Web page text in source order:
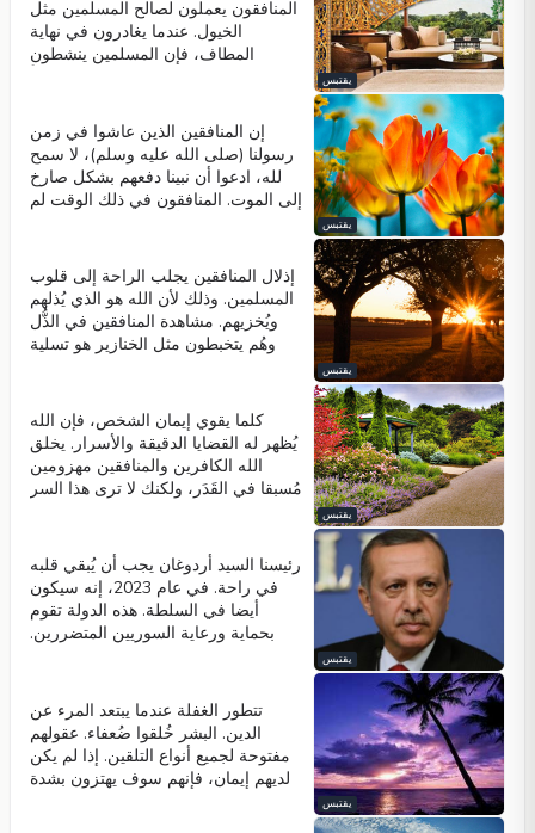
الإسلام في موجات. عُمق جحيم
المنافقين يضمن ارتفاع درجة المسلمين
في الجنة.
يقتبس
المنافقون يعملون لصالح المسلمين مثل
الخيول. عندما يغادرون في نهاية
المطاف، فإن المسلمين ينشطون
وتعزيز حبهم لبعضهم البعض، وتعميق
إيمانهم. وبما أن المسلمين يعلمون أن
كل كلمة ينطقها المنافقون هي مُقَدَّرَةٌ
في مصيرهم من قبل الله، فإنهم
يصبحون أكثر حماسا في جهودهم لإرضاء
يقتبس
إن المنافقين الذين عاشوا في زمن
رسولنا (صلى الله عليه وسلم)، لا سمح
لله، ادعوا أن نبينا دفعهم بشكل صارخ
إلى الموت. المنافقون في ذلك الوقت لم
الله عليه وسلم). إن المنافقين في
عصرنا لا يستهدفون أولئك الذين يقتلون
المسلمين في سوريا أو في العراق، أو
أولئك الذين يحاولون تقسيم تركيا، أو
اللادينية أو المادية. إنهم يستهدفون
المنافقين عديمي الشخصية وخزايا.
يقتبس
إذلال المنافقين يجلب الراحة إلى قلوب
المسلمين. وذلك لأن الله هو الذي يُذلهم
ويُخزيهم. مشاهدة المنافقين في الذُّل
وهُم يتخبطون مثل الخنازير هو تسلية
المنافقين، في الجحيم.
يقتبس
كلما يقوي إيمان الشخص، فإن الله
يُظهر له القضايا الدقيقة والأسرار. يخلق
الله الكافرين والمنافقين مهزومين
مُسبقا في القَدَر، ولكنك لا ترى هذا السر
يقتبس
رئيسنا السيد أردوغان يجب أن يُبقي قلبه
في راحة. في عام 2023، إنه سيكون
أيضا في السلطة. هذه الدولة تقوم
بحماية ورعاية السوريين المتضررين.
ونحن نرى أنه ليس لديه أي طموحات
شخصية أو دنيوية. وإذا كان هناك أي
شيء بدون مُبرر، فإن النيابة العامة
ستفعل كل ما هو ضروري. وينبغي
لرئيسنا أن يمضي على طريقه الصحيح
يقتبس
تتطور الغفلة عندما يبتعد المرء عن
الدين. البشر خُلقوا ضُعفاء. عقولهم
مفتوحة لجميع أنواع التلقين. إذا لم يكن
لديهم إيمان، فإنهم سوف يهتزون بشدة